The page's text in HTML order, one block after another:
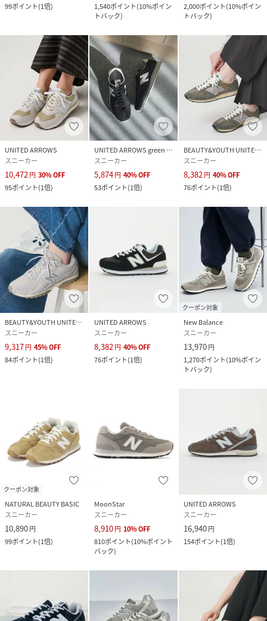
99ポイント(1倍)
1,540ポイント(10%ポイン
トバック)
2,000ポイント(10%ポイン
トバック)
UNITED ARROWS
スニーカー
10,472円 30%OFF
95ポイント(1倍)
UNITED ARROWS green label relaxing
スニーカー
5,874円 40%OFF
53ポイント(1倍)
BEAUTY&YOUTH UNITED ARROWS
スニーカー
8,382円 40%OFF
76ポイント(1倍)
BEAUTY&YOUTH UNITED ARROWS
スニーカー
9,317円 45%OFF
84ポイント(1倍)
UNITED ARROWS
スニーカー
8,382円 40%OFF
76ポイント(1倍)
クーポン対象
New Balance
スニーカー
13,970円
1,270ポイント(10%ポイン
トバック)
クーポン対象
NATURAL BEAUTY BASIC
スニーカー
10,890円
99ポイント(1倍)
MoonStar
スニーカー
8,910円 10%OFF
810ポイント(10%ポイント
バック)
UNITED ARROWS
スニーカー
16,940円
154ポイント(1倍)